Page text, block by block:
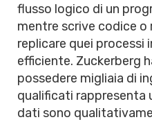
flusso logico di un
mentre scrive codice o
replicare quei processi
efficiente. Zuckerberg
possedere migliaia di
qualificati rappresenta
dati sono